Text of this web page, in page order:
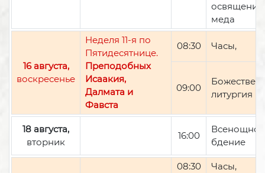
освящение
меда
16 августа,
воскресенье
Неделя 11-я по
Пятидесятнице.
Преподобных
Исаакия,
Далмата и
Фавста
08:30 Часы,
09:00
литургия
18 августа,
вторник
16:00
Всенощное
бдение
08:30 Часы,